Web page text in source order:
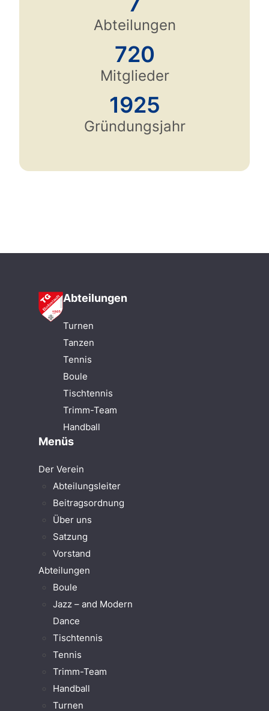
Abteilungen
720
Mitglieder
1925
Gründungsjahr
Abteilungen
Turnen
Tanzen
Tennis
Boule
Tischtennis
Trimm-Team
Handball
Menüs
Der Verein
Abteilungsleiter
Beitragsordnung
Über uns
Satzung
Vorstand
Abteilungen
Boule
Jazz – and Modern
Dance
Tischtennis
Tennis
Trimm-Team
Handball
Turnen